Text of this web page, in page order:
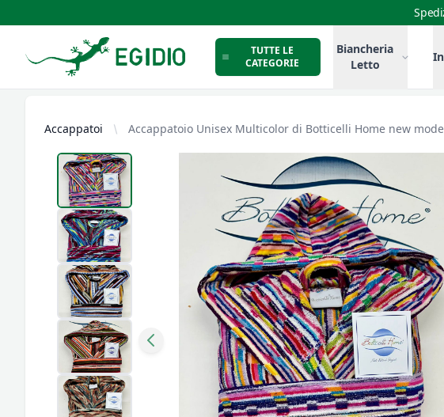
Intimo Egidio
TUTTE LE
CATEGORIE
Biancheria
Letto
Accappatoi Accappatoio Unisex Multicolor di Botticelli Home new